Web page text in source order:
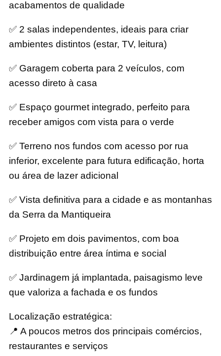
acabamentos de qualidade
✅ 2 salas independentes, ideais para criar
ambientes distintos (estar, TV, leitura)
✅ Garagem coberta para 2 veículos, com
acesso direto à casa
✅ Espaço gourmet integrado, perfeito para
receber amigos com vista para o verde
✅ Terreno nos fundos com acesso por rua
inferior, excelente para futura edificação, horta
ou área de lazer adicional
✅ Vista definitiva para a cidade e as montanhas
da Serra da Mantiqueira
✅ Projeto em dois pavimentos, com boa
distribuição entre área íntima e social
✅ Jardinagem já implantada, paisagismo leve
que valoriza a fachada e os fundos
Localização estratégica:
📍 A poucos metros dos principais comércios,
restaurantes e serviços